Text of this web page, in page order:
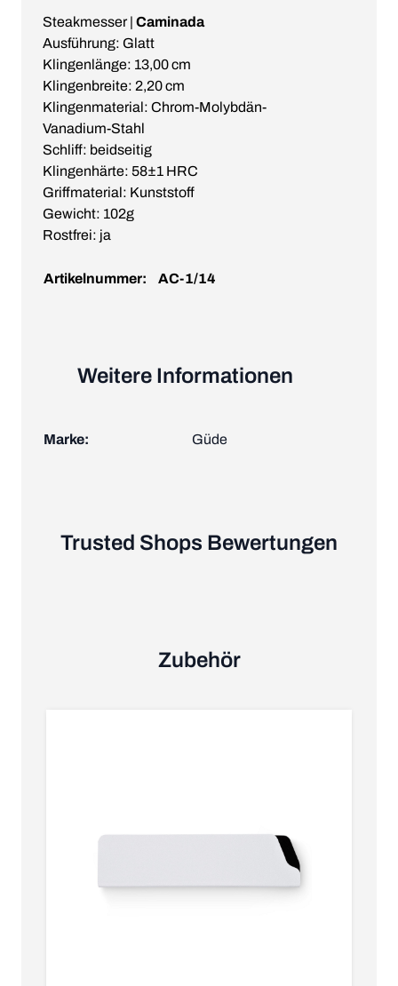
Steakmesser | Caminada
Ausführung: Glatt
Klingenlänge: 13,00 cm
Klingenbreite: 2,20 cm
Klingenmaterial: Chrom-Molybdän-
Vanadium-Stahl
Schliff: beidseitig
Klingenhärte: 58±1 HRC
Griffmaterial: Kunststoff
Gewicht: 102g
Rostfrei: ja
Artikelnummer: AC-1/14
Weitere Informationen
Marke: Güde
Trusted Shops Bewertungen
Zubehör